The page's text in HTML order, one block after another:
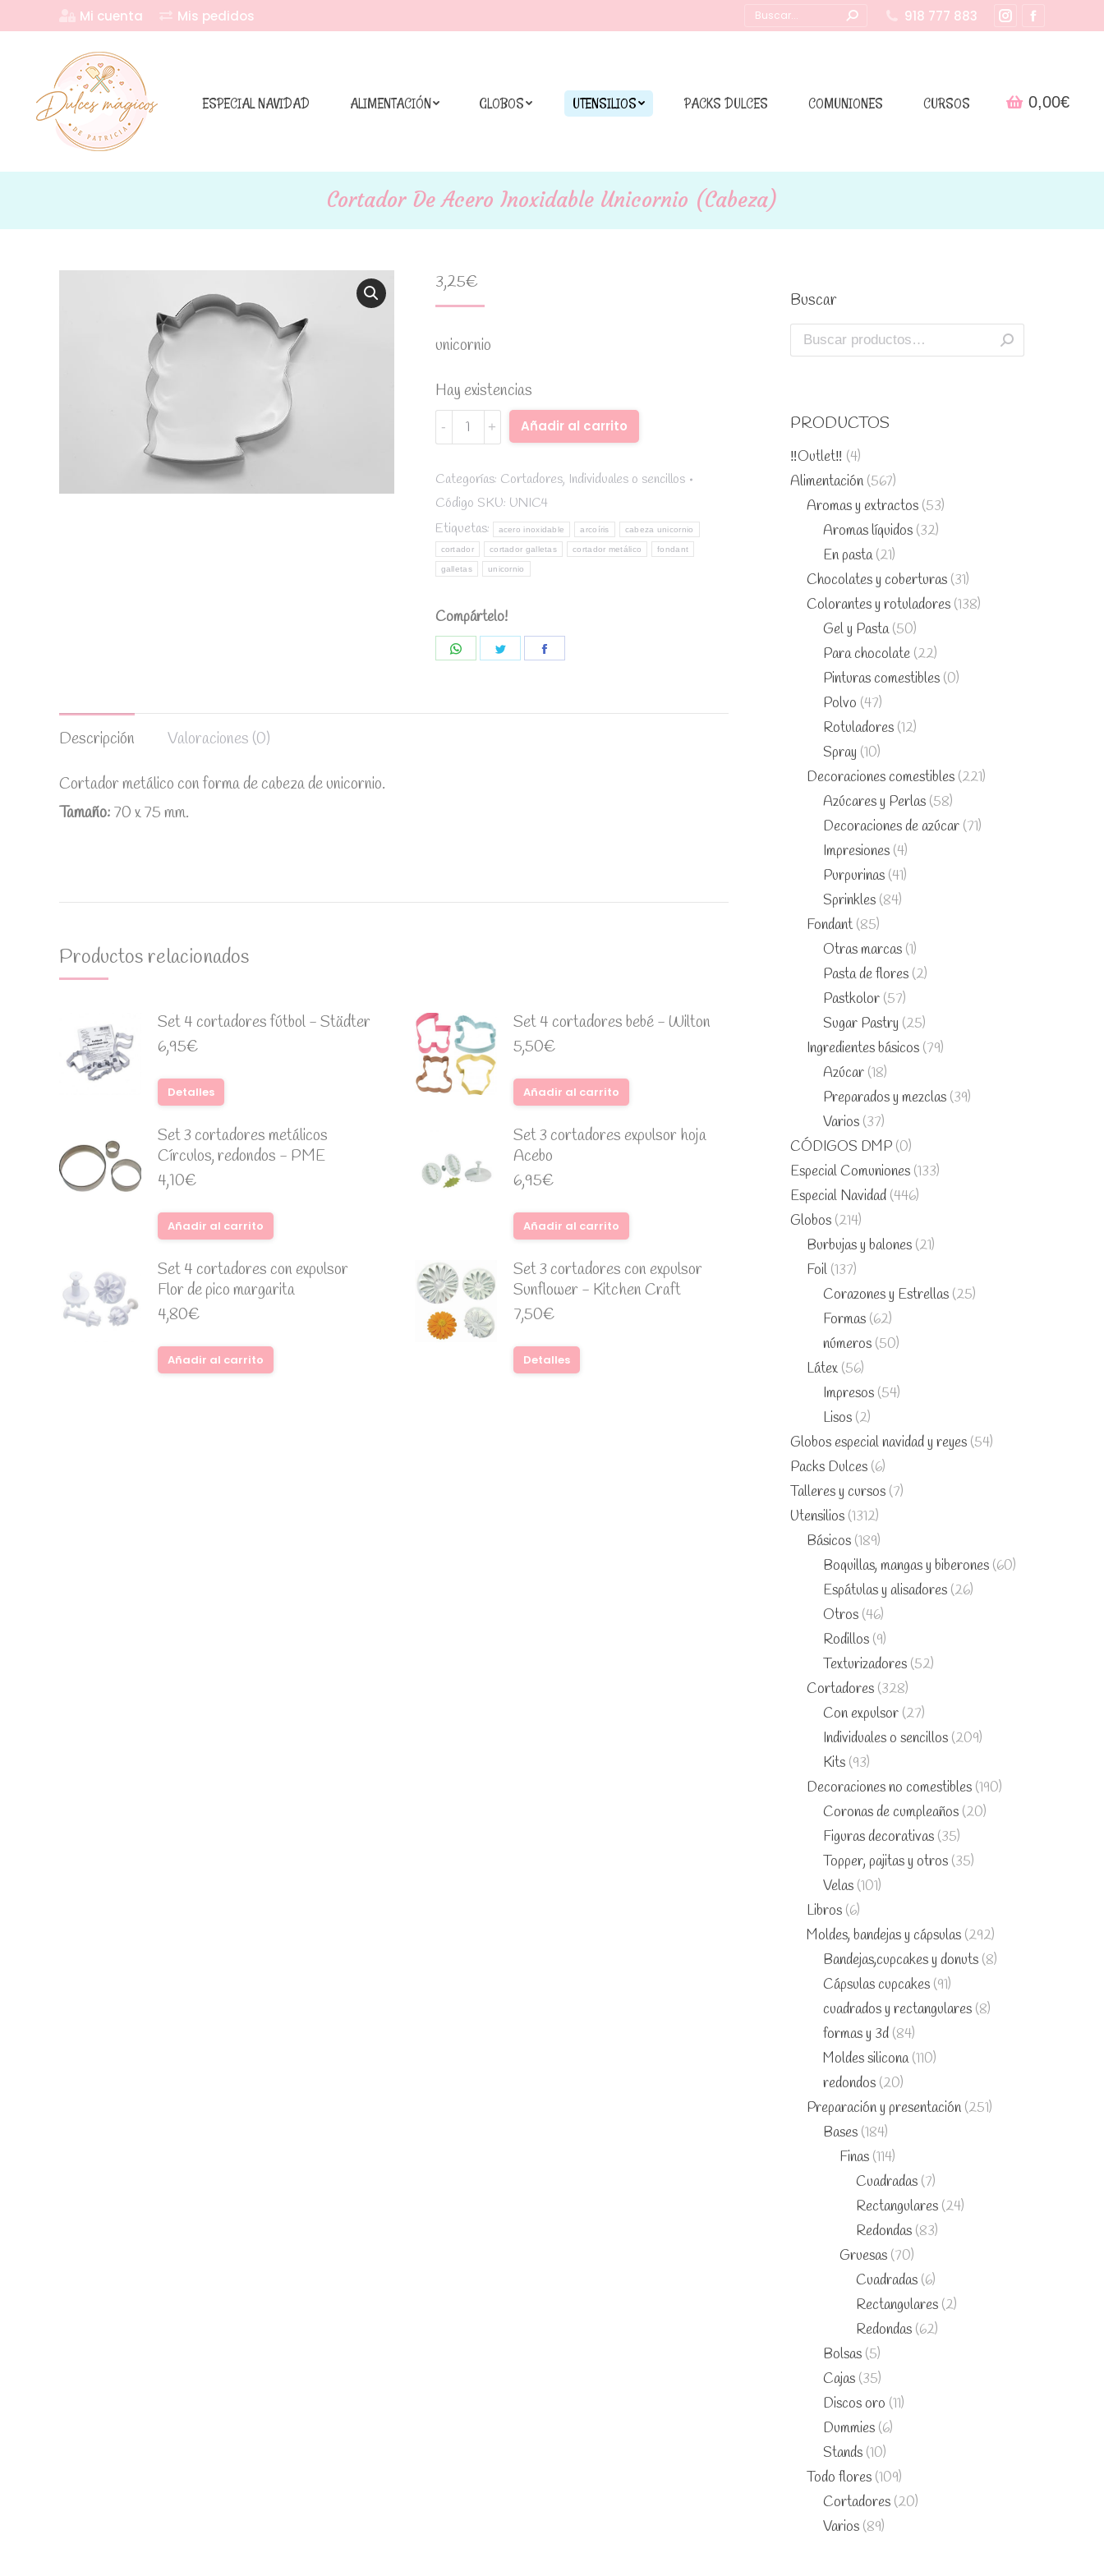
Mi cuenta Mis pedidos Buscar: 918 777 883
Instagram
in
Facebook
in
ESPECIAL NAVIDAD ALIMENTACIÓN GLOBOS UTENSILIOS PACKS DULCES COMUNIONES CURSOS 0,00€
Cortador De Acero Inoxidable Unicornio (cabeza)
3,25€
unicornio
Hay existencias
cortador
de
inoxidable
unicornio
(cabeza)
quantity
Añadir al carrito Alternative:
Categorías: Cortadores, Individuales o sencillos
Código SKU: UNIC4
Etiquetas:
acero inoxidable arcoíris cabeza unicornio
cortador cortador galletas cortador metálico fondant
galletas unicornio
Compártelo!
Share
Share
Descripción Valoraciones (0)
Cortador metálico con forma de cabeza de unicornio.
Tamaño:70 x 75 mm.
Productos relacionados
Set 4 cortadores fútbol - Städter
6,95€
Detalles
Set 4 cortadores bebé - Wilton
5,50€
Añadir al carrito
Set 3 cortadores metálicos
Círculos, redondos - PME
4,10€
Añadir al carrito
Set 3 cortadores expulsor hoja
Acebo
6,95€
Añadir al carrito
Set 4 cortadores con expulsor
Flor de pico margarita
4,80€
Añadir al carrito
Set 3 cortadores con expulsor
Sunflower - Kitchen Craft
7,50€
Detalles
Buscar
PRODUCTOS
‼️Outlet‼️ (4)
Alimentación (567)
Aromas y extractos (53)
Aromas líquidos (32)
En pasta (21)
Chocolates y coberturas (31)
Colorantes y rotuladores (138)
Gel y Pasta (50)
Para chocolate (22)
Pinturas comestibles (0)
Polvo (47)
Rotuladores (12)
Spray (10)
Decoraciones comestibles (221)
Azúcares y Perlas (58)
Decoraciones de azúcar (71)
Impresiones (4)
Purpurinas (41)
Sprinkles (84)
Fondant (85)
Otras marcas (1)
Pasta de flores (2)
Pastkolor (57)
Sugar Pastry (25)
Ingredientes básicos (79)
Azúcar (18)
Preparados y mezclas (39)
Varios (37)
CÓDIGOS DMP (0)
Especial Comuniones (133)
Especial Navidad (446)
Globos (214)
Burbujas y balones (21)
Foil (137)
Corazones y Estrellas (25)
Formas (62)
números (50)
Látex (56)
Impresos (54)
Lisos (2)
Globos especial navidad y reyes (54)
Packs Dulces (6)
Talleres y cursos (7)
Utensilios (1312)
Básicos (189)
Boquillas, mangas y biberones (60)
Espátulas y alisadores (26)
Otros (46)
Rodillos (9)
Texturizadores (52)
Cortadores (328)
Con expulsor (27)
Individuales o sencillos (209)
Kits (93)
Decoraciones no comestibles (190)
Coronas de cumpleaños (20)
Figuras decorativas (35)
Topper, pajitas y otros (35)
Velas (101)
Libros (6)
Moldes, bandejas y cápsulas (292)
Bandejas,cupcakes y donuts (8)
Cápsulas cupcakes (91)
cuadrados y rectangulares (8)
formas y 3d (84)
Moldes silicona (110)
redondos (20)
Preparación y presentación (251)
Bases (184)
Finas (114)
Cuadradas (7)
Rectangulares (24)
Redondas (83)
Gruesas (70)
Cuadradas (6)
Rectangulares (2)
Redondas (62)
Bolsas (5)
Cajas (35)
Discos oro (11)
Dummies (6)
Stands (10)
Todo flores (109)
Cortadores (20)
Varios (89)